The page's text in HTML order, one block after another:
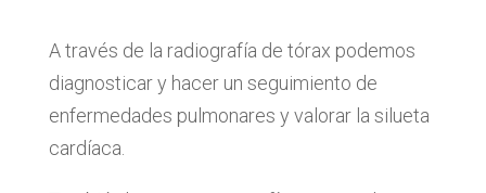
A través de la radiografía de tórax podemos
diagnosticar y hacer un seguimiento de
enfermedades pulmonares y valorar la silueta
cardíaca.